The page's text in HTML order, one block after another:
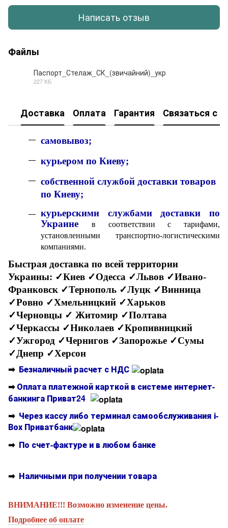
Написать отзыв
Файлы
Паспорт_Стелаж_СК_(звичайний)_укр
227 КБ
Доставка Оплата Гарантия Связаться с
самовывоз;
курьером по Киеву;
собственной службой доставки товаров
по Киеву;
курьерскими службами доставки по
Украине
в соответствии с тарифами,
установленными транспортно-логистическими
компаниями.
Быстрая доставка по всей территории
Украины: ✓Киев ✓Одесса ✓Львов ✓Ивано-
Франковск ✓Тернополь ✓Луцк ✓Винница
✓Ровно ✓Хмельницкий ✓Харьков
✓Черновцы ✓ Житомир ✓Полтава
✓Черкассы ✓Николаев ✓Кропивницкий
✓Ужгород ✓Чернигов ✓Запорожье ✓Сумы
✓Днепр ✓Херсон
➡ Безналичный расчет с НДС
➡Оплата платежной карткой в системе интернет-
банкинга Приват24
➡ Через кассу либо терминал самообслуживания і-
Вох Приватбанк
➡ По счет-фактуре и в любом банке
➡ Наличными при получении товара
ВНИМАНИЕ!!! Возможно изменение цены.
Подробнее об оплате